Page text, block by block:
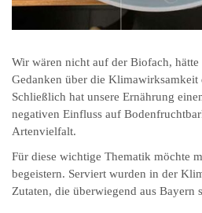
Wir wären nicht auf der Biofach,
Gedanken über die Klimawirksamkeit
Schließlich hat unsere Ernährung
negativen Einfluss auf
Artenvielfalt.
Für diese wichtige Thematik möchte
begeistern. Serviert wurden in der
Zutaten, die überwiegend aus Bayern